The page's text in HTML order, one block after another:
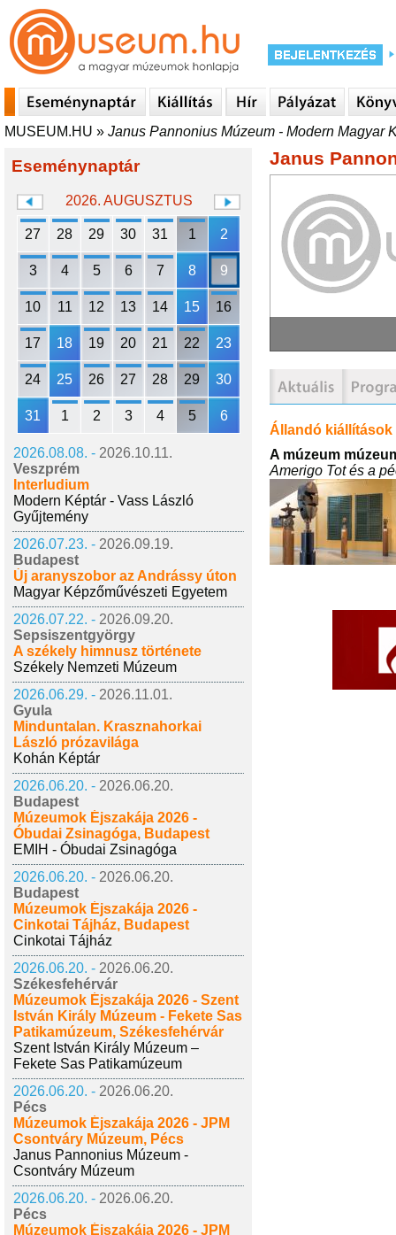
MUSEUM.HU » Janus Pannonius Múzeum - Modern Magyar
Eseménynaptár
2026. AUGUSZTUS
27 28 29 30 31 1 2
3 4 5 6 7 8 9
10 11 12 13 14 15 16
17 18 19 20 21 22 23
24 25 26 27 28 29 30
31 1 2 3 4 5 6
2026.08.08. - 2026.10.11.
Veszprém
Interludium
Modern Képtár - Vass László
Gyűjtemény
2026.07.23. - 2026.09.19.
Budapest
Új aranyszobor az Andrássy úton
Magyar Képzőművészeti Egyetem
2026.07.22. - 2026.09.20.
Sepsiszentgyörgy
A székely himnusz története
Székely Nemzeti Múzeum
2026.06.29. - 2026.11.01.
Gyula
Minduntalan. Krasznahorkai
László prózavilága
Kohán Képtár
2026.06.20. - 2026.06.20.
Budapest
Múzeumok Éjszakája 2026 -
Óbudai Zsinagóga, Budapest
EMIH - Óbudai Zsinagóga
2026.06.20. - 2026.06.20.
Budapest
Múzeumok Éjszakája 2026 -
Cinkotai Tájház, Budapest
Cinkotai Tájház
2026.06.20. - 2026.06.20.
Székesfehérvár
Múzeumok Éjszakája 2026 - Szent
István Király Múzeum - Fekete Sas
Patikamúzeum, Székesfehérvár
Szent István Király Múzeum –
Fekete Sas Patikamúzeum
2026.06.20. - 2026.06.20.
Pécs
Múzeumok Éjszakája 2026 - JPM
Csontváry Múzeum, Pécs
Janus Pannonius Múzeum -
Csontváry Múzeum
2026.06.20. - 2026.06.20.
Pécs
Múzeumok Éjszakája 2026 - JPM
Janus
Állandó kiállítások
A múzeum
Amerigo Tot és a